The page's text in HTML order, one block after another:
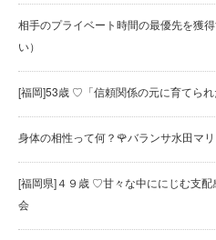
相手のプライベート時間の最優先を獲
い）
[福岡]53歳 ♡「信頼関係の元に育てら
身体の相性って何？🌹バランサ水田マリ
[福岡県]４９歳 ♡甘々な中ににじむ支配
会